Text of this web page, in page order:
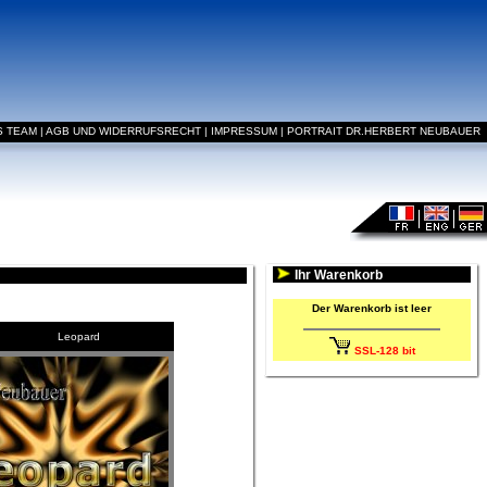
TEAM | AGB UND WIDERRUFSRECHT | IMPRESSUM | PORTRAIT DR.HERBERT NEUBAUER
Leopard
Ihr Warenkorb
Der Warenkorb ist leer
SSL-128 bit